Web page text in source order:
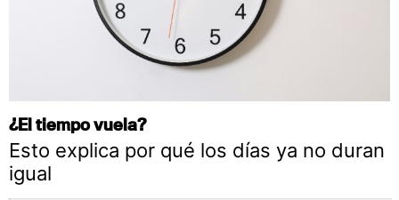
¿El tiempo vuela?
Esto explica por qué los días ya no duran
igual